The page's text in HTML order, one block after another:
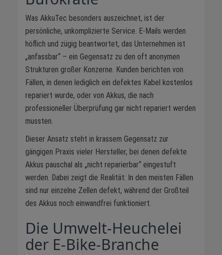
Was AkkuTec besonders auszeichnet, ist der
persönliche, unkomplizierte Service. E-Mails werden
höflich und zügig beantwortet, das Unternehmen ist
„anfassbar“ – ein Gegensatz zu den oft anonymen
Strukturen großer Konzerne. Kunden berichten von
Fällen, in denen lediglich ein defektes Kabel kostenlos
repariert wurde, oder von Akkus, die nach
professioneller Überprüfung gar nicht repariert werden
mussten.
Dieser Ansatz steht in krassem Gegensatz zur
gängigen Praxis vieler Hersteller, bei denen defekte
Akkus pauschal als „nicht reparierbar“ eingestuft
werden. Dabei zeigt die Realität: In den meisten Fällen
sind nur einzelne Zellen defekt, während der Großteil
des Akkus noch einwandfrei funktioniert.
Die Umwelt-Heuchelei
der E-Bike-Branche